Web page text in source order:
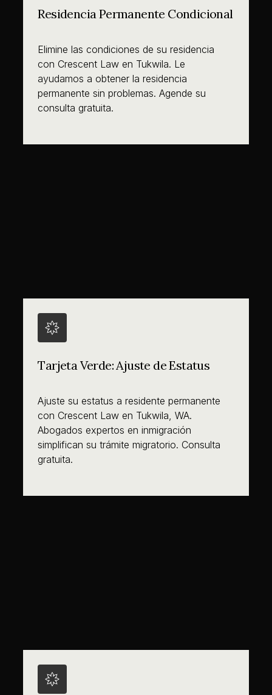
Residencia Permanente Condicional
Elimine las condiciones de su residencia
con Crescent Law en Tukwila. Le
ayudamos a obtener la residencia
permanente sin problemas. Agende su
consulta gratuita.
Tarjeta Verde: Ajuste de Estatus
Ajuste su estatus a residente permanente
con Crescent Law en Tukwila, WA.
Abogados expertos en inmigración
simplifican su trámite migratorio. Consulta
gratuita.